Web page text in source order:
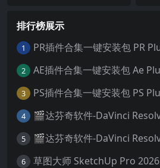
排行榜展示
1
2
3
4
5
6